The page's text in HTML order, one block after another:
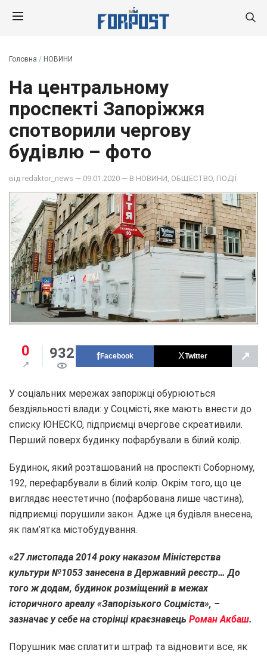
Головна / НОВИНИ
На центральному
проспекті Запоріжжя
спотворили чергову
будівлю – фото
від redaktor_news — 09.01.2020 — В НОВИНИ ОБЩЕСТВО ПОДІЇ
0 932 Facebook Twitter ↗
У соціальних мережах запоріжці обурюються
бездіяльності влади: у Соцмісті, яке мають внести до
списку ЮНЕСКО, підприємці вчергове скреативили.
Перший поверх будинку пофарбували в білий колір.
Будинок, який розташований на проспекті Соборному,
192, перефарбували в білий колір. Окрім того, що це
виглядає неестетично (пофарбована лише частина),
підприємці порушили закон. Адже ця будівля внесена,
як пам’ятка містобудування.
«27 листопада 2014 року наказом Міністерства
культури №1053 занесена в Державний реєстр… До
того ж додам, будинок розміщений в межах
історичного ареалу «Запорізького Соцміста», –
зазначає у себе на сторінці краєзнавець Роман Акбаш.
Порушник має сплатити штраф та відновити все, як